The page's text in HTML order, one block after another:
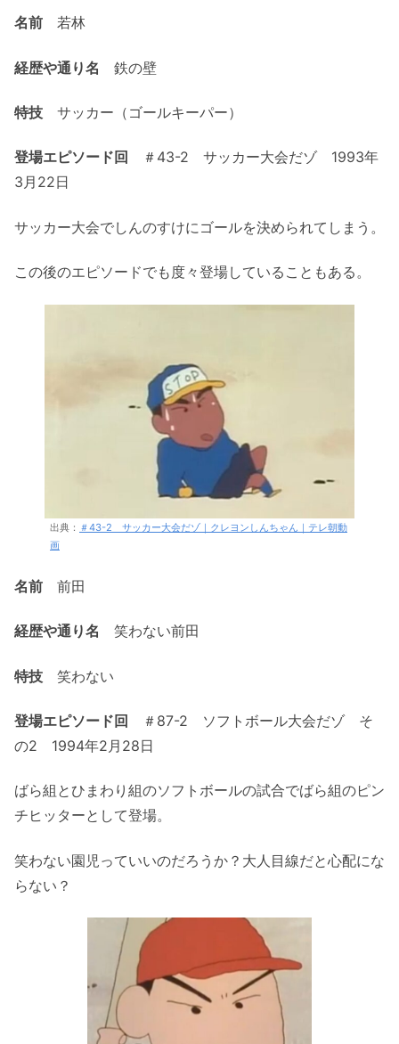
名前 若林
経歴や通り名 鉄の壁
特技 サッカー（ゴールキーパー）
登場エピソード回
＃43-2 サッカー大会だゾ 1993年
3月22日
サッカー大会でしんのすけにゴールを決められてしまう。
この後のエピソードでも度々登場していることもある。
出典： ＃43-2 サッカー大会だゾ｜クレヨンしんちゃん｜テレ朝動
画
名前 前田
経歴や通り名 笑わない前田
特技 笑わない
登場エピソード回
＃87-2 ソフトボール大会だゾ そ
の2 1994年2月28日
ばら組とひまわり組のソフトボールの試合でばら組のピン
チヒッターとして登場。
笑わない園児っていいのだろうか？大人目線だと心配にな
らない？